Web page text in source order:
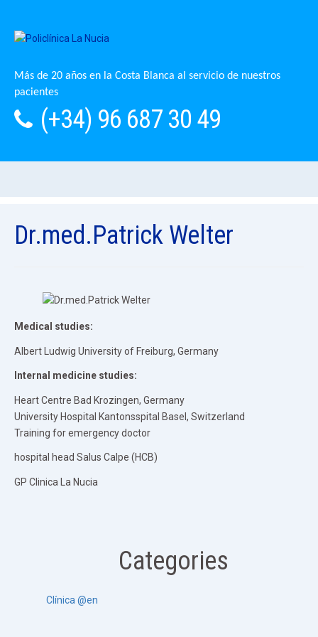
Más de 20 años en la Costa Blanca al servicio de nuestros
pacientes
(+34) 96 687 30 49
Dr.med.Patrick Welter
Medical studies:
Albert Ludwig University of Freiburg, Germany
Internal medicine studies:
Heart Centre Bad Krozingen, Germany
University Hospital Kantonsspital Basel, Switzerland
Training for emergency doctor
hospital head Salus Calpe (HCB)
GP Clinica La Nucia
Categories
Clínica @en